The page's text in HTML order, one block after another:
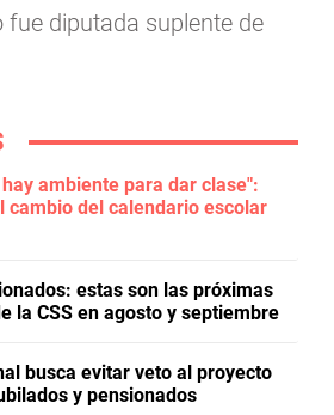
fue diputada suplente de
ambiente para dar clase":
cambio del calendario escolar
estas son las próximas
la CSS en agosto y septiembre
busca evitar veto al proyecto
y pensionados